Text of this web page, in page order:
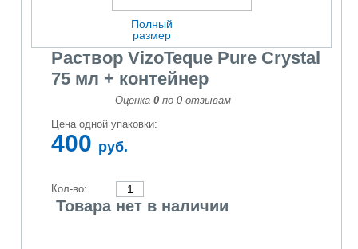
Полный
размер
Раствор VizoTeque Pure Crystal
75 мл + контейнер
Оценка 0 по 0 отзывам
Цена одной упаковки:
400 руб.
Кол-во:
Товара нет в наличии